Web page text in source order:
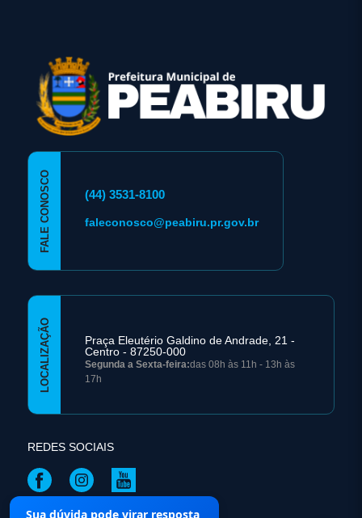
FALE CONOSCO (44) 3531-8100
faleconosco@peabiru.pr.gov.br
LOCALIZAÇÃO
Praça Eleutério Galdino de Andrade, 21 -
Centro - 87250-000
Segunda a Sexta-feira:das 08h às 11h - 13h às
17h
REDES SOCIAIS
Sua dúvida pode virar resposta